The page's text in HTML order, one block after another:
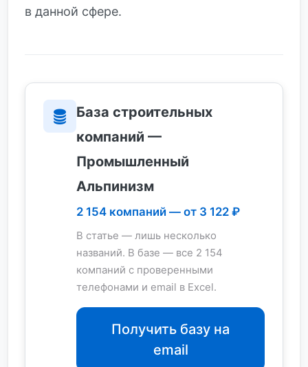
в данной сфере.
База строительных
компаний —
Промышленный
Альпинизм
2 154 компаний — от 3 122 ₽
В статье — лишь несколько
названий. В базе — все 2 154
компаний с проверенными
телефонами и email в Excel.
Получить базу на
email